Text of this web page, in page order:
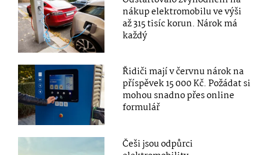
nákup elektromobilu ve výši
až 315 tisíc korun. Nárok má
každý
Řidiči mají v červnu nárok na
příspěvek 15 000 Kč. Požádat si
mohou snadno přes online
formulář
Češi jsou odpůrci